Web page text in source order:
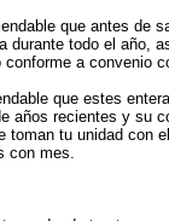
que antes de
durante todo el año,
a convenio
que estes
años recientes y su
toman tu unidad con
con mes.